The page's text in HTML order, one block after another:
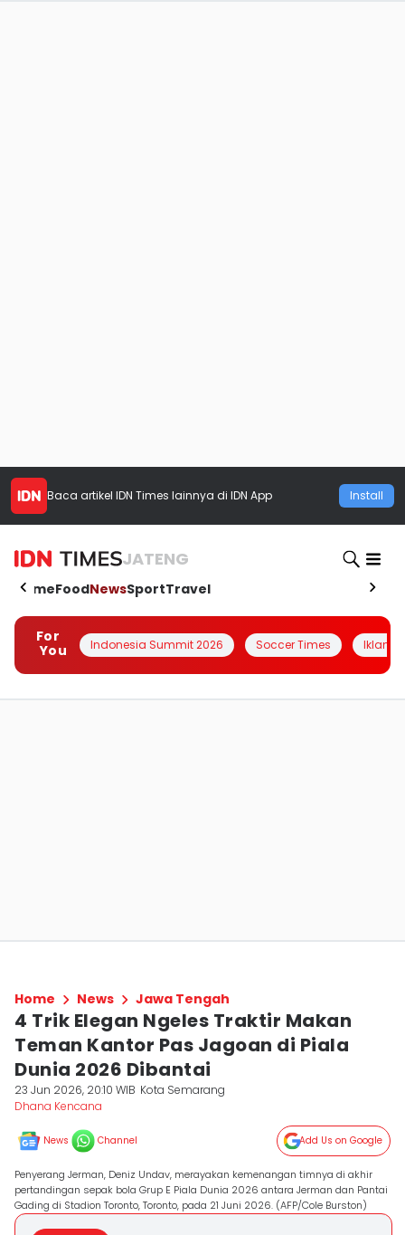
Baca artikel IDN Times lainnya di IDN App Install
JATENG
HomeFoodNewsSportTravel
For
You
Indonesia Summit 2026 Soccer Times Iklanin
Home News Jawa Tengah
4 Trik Elegan Ngeles Traktir Makan
Teman Kantor Pas Jagoan di Piala
Dunia 2026 Dibantai
23 Jun 2026, 20:10 WIB Kota Semarang
Dhana Kencana
News Channel Add Us on Google
Penyerang Jerman, Deniz Undav, merayakan kemenangan timnya di akhir
pertandingan sepak bola Grup E Piala Dunia 2026 antara Jerman dan Pantai
Gading di Stadion Toronto, Toronto, pada 21 Juni 2026. (AFP/Cole Burston)